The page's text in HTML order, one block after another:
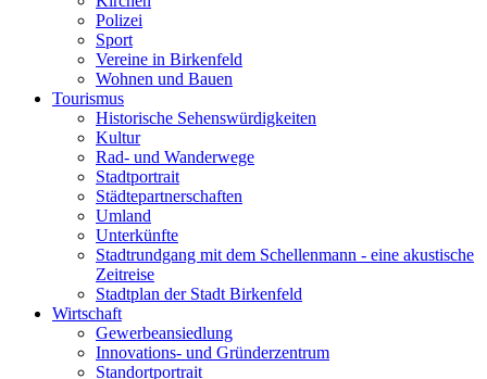
Polizei
Sport
Vereine in Birkenfeld
Wohnen und Bauen
Tourismus
Historische Sehenswürdigkeiten
Kultur
Rad- und Wanderwege
Stadtportrait
Städtepartnerschaften
Umland
Unterkünfte
Stadtrundgang mit dem Schellenmann - eine akustische
Zeitreise
Stadtplan der Stadt Birkenfeld
Wirtschaft
Gewerbeansiedlung
Innovations- und Gründerzentrum
Standortportrait